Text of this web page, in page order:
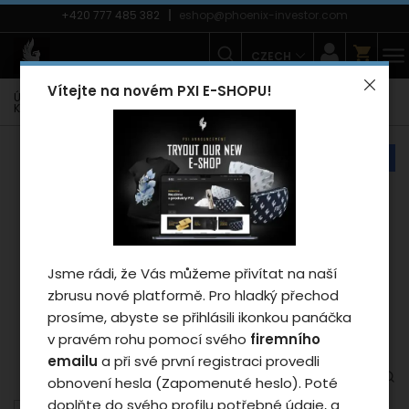
Vítejte na novém PXI E-SHOPU!
Jsme rádi, že Vás můžeme přivítat na naší
zbrusu nové platformě. Pro hladký přechod
prosíme, abyste se přihlásili ikonkou panáčka
v pravém rohu pomocí svého firemního
emailu a při své první registraci provedli
obnovení hesla (Zapomenuté heslo). Poté
doplňte do svého profilu potřebné údaje, a
+420 777 485 382 eshop@phoenix-investor.com
CZECH
Úvodní strana E-shop Zimní kolekce PXI
Kšiltovky
Kšiltovka Phoenix Flexfit uni/white
Záleží nám na vašem
soukromí
Cookies používáme proto, abychom
dáte souhlas, tak mimo jiné i proto
abychom vylepšili obsah stránek podle
vašich preferencí. Tlačítkem „Souhlasit
a zavřít“ udělíte souhlas s využíváním
cookies a budeme tak moci předat
údaje o používání našeho webu za